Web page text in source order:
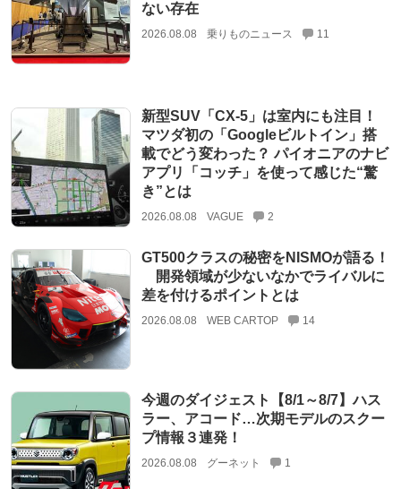
ない存在
2026.08.08 乗りものニュース 11
新型SUV「CX-5」は室内にも注目！
マツダ初の「Googleビルトイン」搭
載でどう変わった？ パイオニアのナビ
アプリ「コッチ」を使って感じた“驚
き”とは
2026.08.08 VAGUE 2
GT500クラスの秘密をNISMOが語る！
開発領域が少ないなかでライバルに
差を付けるポイントとは
2026.08.08 WEB CARTOP 14
今週のダイジェスト【8/1～8/7】ハス
ラー、アコード…次期モデルのスクー
プ情報３連発！
2026.08.08 グーネット 1